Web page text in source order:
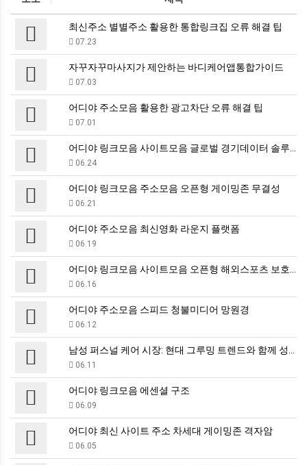
최신주소 별별주소 활용한 통합링크집 오류 해결 팁
07.23
자꾸자꾸마사지가 제안하는 바디케어앱통합가이드
07.03
어디야 주소모음 활용한 광고차단 오류 해결 팁
07.01
어디야 링크모음 사이트모음 글로벌 경기데이터 솔루션
06.24
어디야 링크모음 주소모음 오픈형 게이밍존 무결성
06.21
어디야 주소모음 최신영화 라운지 플랫폼
06.19
어디야 링크모음 사이트모음 오픈형 해외스포츠 보호막
06.16
어디야 주소모음 스피드 청불미디어 망원경
06.12
남성 퍼스널 케어 시장: 현대 그루밍 트렌드와 함께 성…
06.11
어디야 링크모음 에센셜 구조
06.09
어디야 최신 사이트 주소 차세대 게이밍존 격자암
06.05